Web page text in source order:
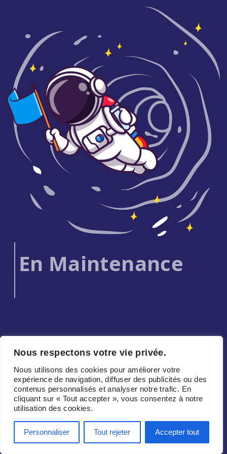
Nous respectons votre vie privée.
Nous utilisons des cookies pour améliorer votre
expérience de navigation, diffuser des publicités ou des
contenus personnalisés et analyser notre trafic. En
cliquant sur « Tout accepter », vous consentez à notre
utilisation des cookies.
Personnaliser Tout rejeter Accepter tout
En Maintenance